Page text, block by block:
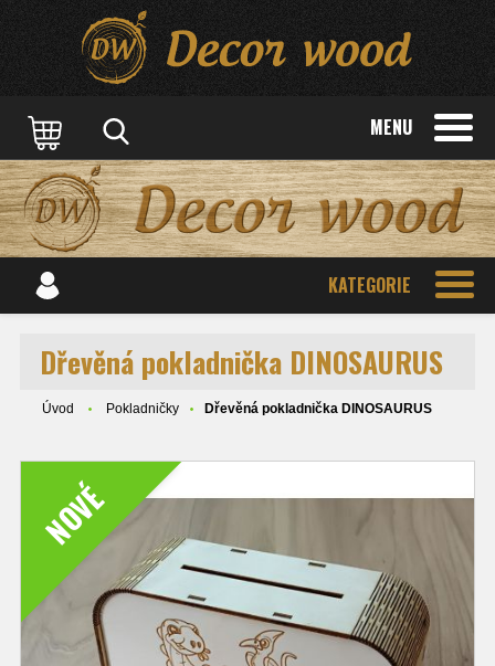
MENU
KATEGORIE
Dřevěná pokladnička DINOSAURUS
Úvod Pokladničky Dřevěná pokladnička DINOSAURUS
NOVÉ